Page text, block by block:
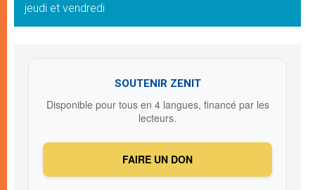
jeudi et vendredi
SOUTENIR ZENIT
Disponible pour tous en 4 langues, financé par les
lecteurs.
FAIRE UN DON